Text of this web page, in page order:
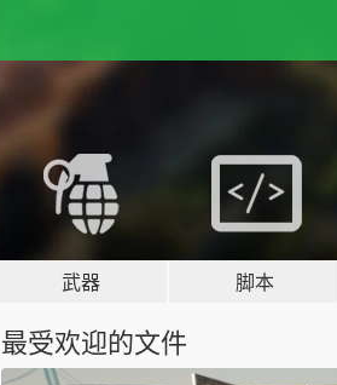
武器 脚本
最受欢迎的文件